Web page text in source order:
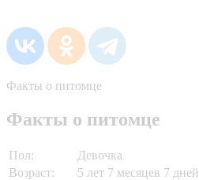
Факты о питомце
Факты о питомце
Пол:
Девочка
Возраст:
5 лет 7 месяцев 7 дней